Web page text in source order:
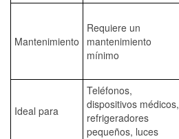
Mantenimiento
Requiere un
mantenimiento
mínimo
Ideal para
Teléfonos,
dispositivos médicos,
refrigeradores
pequeños, luces